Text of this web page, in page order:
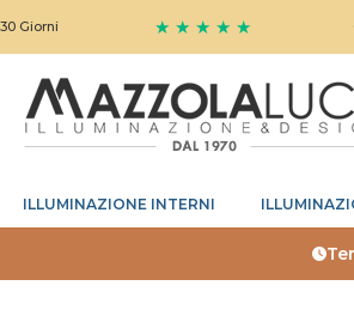
★ ★ ★ ★ ★
ILLUMINAZIONE INTERNI